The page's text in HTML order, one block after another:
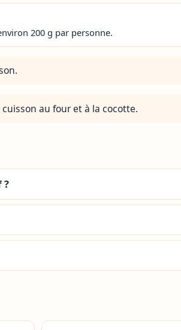
200 g par personne.
au four et à la cocotte.
?